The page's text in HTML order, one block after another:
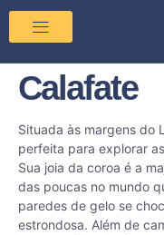
Calafate
Situada às margens do
perfeita para explorar
Sua joia da coroa é a
das poucas no mundo
paredes de gelo se
estrondosa. Além de